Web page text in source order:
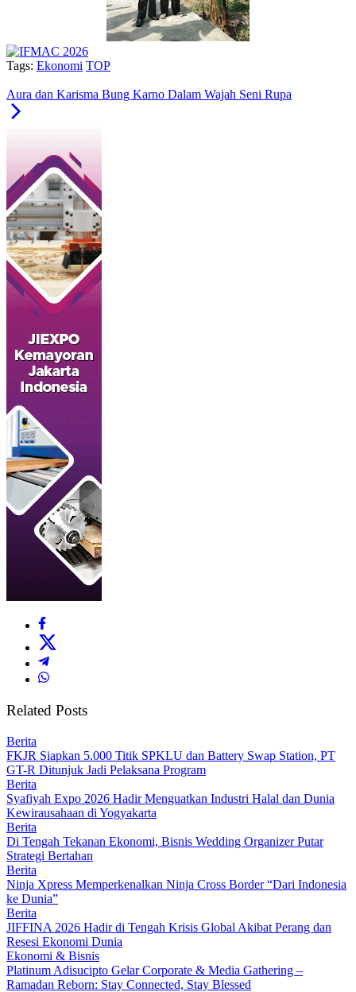
Tags: Ekonomi TOP
Aura dan Karisma Bung Karno Dalam Wajah Seni Rupa
Related Posts
Berita
FKJR Siapkan 5.000 Titik SPKLU dan Battery Swap Station, PT
GT-R Ditunjuk Jadi Pelaksana Program
Berita
Syafiyah Expo 2026 Hadir Menguatkan Industri Halal dan Dunia
Kewirausahaan di Yogyakarta
Berita
Di Tengah Tekanan Ekonomi, Bisnis Wedding Organizer Putar
Strategi Bertahan
Berita
Ninja Xpress Memperkenalkan Ninja Cross Border “Dari Indonesia
ke Dunia”
Berita
JIFFINA 2026 Hadir di Tengah Krisis Global Akibat Perang dan
Resesi Ekonomi Dunia
Ekonomi & Bisnis
Platinum Adisucipto Gelar Corporate & Media Gathering –
Ramadan Reborn: Stay Connected, Stay Blessed